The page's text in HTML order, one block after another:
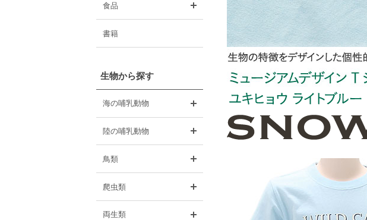
食品
書籍
生物から探す
海の哺乳動物
陸の哺乳動物
鳥類
爬虫類
両生類